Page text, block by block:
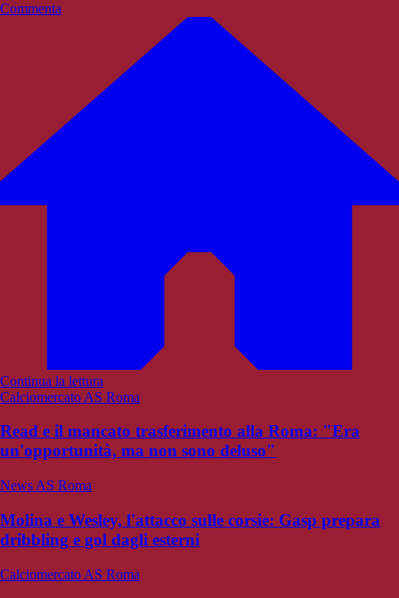
Commenta
Continua la lettura
Calciomercato AS Roma
Read e il mancato trasferimento alla Roma: "Era
un'opportunità, ma non sono deluso"
News AS Roma
Molina e Wesley, l'attacco sulle corsie: Gasp prepara
dribbling e gol dagli esterni
Calciomercato AS Roma